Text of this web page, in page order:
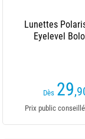
Lunettes
Eyelevel
Dès 29
Prix public